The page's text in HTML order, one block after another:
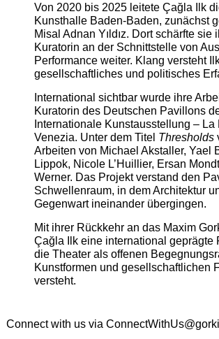
Von 2020 bis 2025 leitete Çağla Ilk
Kunsthalle Baden-Baden, zunächst
Misal Adnan Yıldız. Dort schärfte sie
Kuratorin an der Schnittstelle von
Performance weiter. Klang versteht
gesellschaftliches und politisches
International sichtbar wurde ihre
Kuratorin des Deutschen Pavillons
Internationale Kunstausstellung – La
Venezia. Unter dem Titel Thresholds
Arbeiten von Michael Akstaller, Yael
Lippok, Nicole L’Huillier, Ersan
Werner. Das Projekt verstand den
Schwellenraum, in dem Architektur
Gegenwart ineinander übergingen.
Mit ihrer Rückkehr an das Maxim
Çağla Ilk eine international geprägte
die Theater als offenen
Kunstformen und gesellschaftlichen
versteht.
Connect with us via